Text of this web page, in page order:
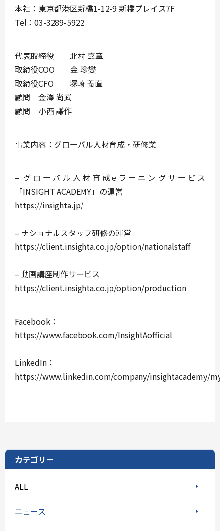
本社：東京都港区新橋1-12-9 新橋プレイス7F
Tel：03-3289-5922
代表取締役 北村 嘉章
取締役COO 金 珍燮
取締役CFO 塚崎 義直
顧問 金澤 尚武
顧問 小西 謙作
事業内容：グローバル人材育成・研修業
– グローバル人材育成eラーニングサービス
「INSIGHT ACADEMY」の運営
https://insighta.jp/
– ナショナルスタッフ研修の運営
https://client.insighta.co.jp/option/nationalstaff
– 動画講座制作サービス
https://client.insighta.co.jp/option/production
Facebook：
https://www.facebook.com/InsightAofficial
LinkedIn：
https://www.linkedin.com/company/insightacademy/
カテゴリー
ALL
ニュース